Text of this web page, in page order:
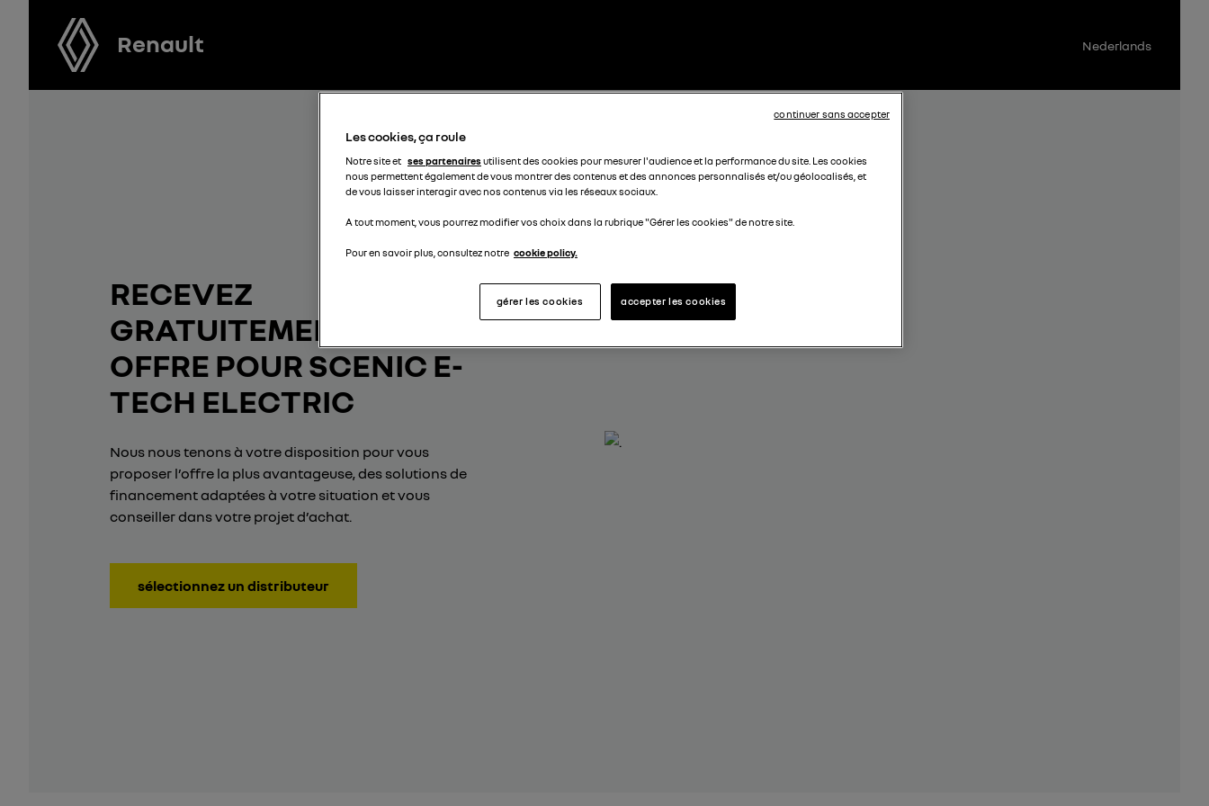
Renault Nederlands
RECEVEZ
GRATUITEMENT VOTRE
OFFRE POUR SCENIC E-
TECH ELECTRIC
Nous nous tenons à votre disposition pour vous
proposer l’offre la plus avantageuse, des solutions de
financement adaptées à votre situation et vous
conseiller dans votre projet d’achat.
sélectionnez un distributeur
Les cookies, ça roule
Notre site et ses partenairesutilisent des cookies pour mesurer l'audience et la performance du site. Les cookies
nous permettent également de vous montrer des contenus et des annonces personnalisés et/ou géolocalisés, et
de vous laisser interagir avec nos contenus via les réseaux sociaux.
A tout moment, vous pourrez modifier vos choix dans la rubrique "Gérer les cookies" de notre site.
Pour en savoir plus, consultez notre cookie policy.
accepter les cookies
gérer les cookies
continuer sans accepter